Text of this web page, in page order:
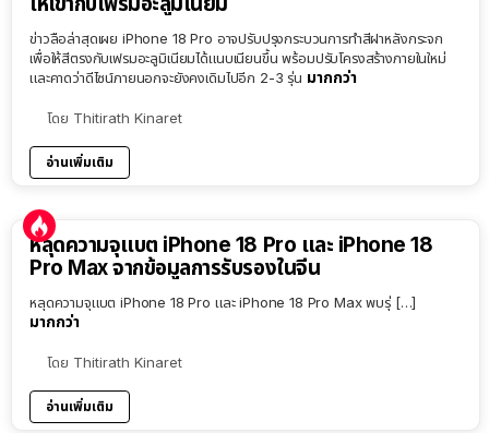
ข่าวลือล่าสุดเผย iPhone 18 Pro อาจปรับปรุงกระบวนการทำสีฝาหลังกระจก
เพื่อให้สีตรงกับเฟรมอะลูมิเนียมได้แนบเนียนขึ้น พร้อมปรับโครงสร้างภายในใหม่
และคาดว่าดีไซน์ภายนอกจะยังคงเดิมไปอีก 2-3 รุ่น มากกว่า
โดย Thitirath Kinaret
อ่านเพิ่มเติม
หลุดความจุแบต iPhone 18 Pro และ iPhone 18
Pro Max จากข้อมูลการรับรองในจีน
หลุดความจุแบต iPhone 18 Pro และ iPhone 18 Pro Max พบรุ่ […]
มากกว่า
โดย Thitirath Kinaret
อ่านเพิ่มเติม